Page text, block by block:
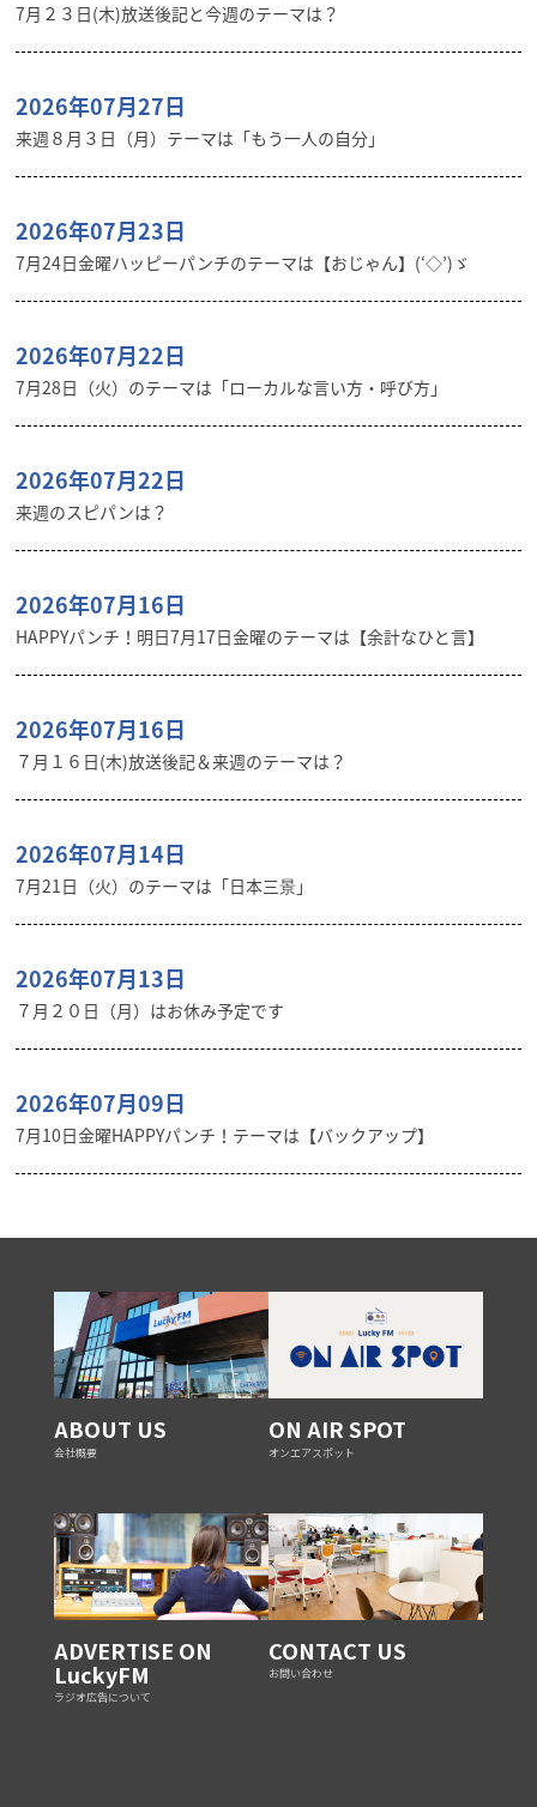
7月２３日(木)放送後記と今週のテーマは？
2026年07月27日
来週８月３日（月）テーマは「もう一人の自分」
2026年07月23日
7月24日金曜ハッピーパンチのテーマは【おじゃん】(‘◇’)ゞ
2026年07月22日
7月28日（火）のテーマは「ローカルな言い方・呼び方」
2026年07月22日
来週のスピパンは？
2026年07月16日
HAPPYパンチ！明日7月17日金曜のテーマは【余計なひと言】
2026年07月16日
７月１６日(木)放送後記＆来週のテーマは？
2026年07月14日
7月21日（火）のテーマは「日本三景」
2026年07月13日
７月２０日（月）はお休み予定です
2026年07月09日
7月10日金曜HAPPYパンチ！テーマは【バックアップ】
ABOUT US
会社概要
ON AIR SPOT
オンエアスポット
ADVERTISE ON
LuckyFM
ラジオ広告について
CONTACT US
お問い合わせ